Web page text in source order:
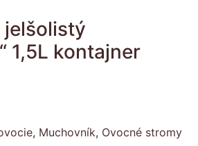
1,5L kontajner
, Muchovník, Ovocné stromy